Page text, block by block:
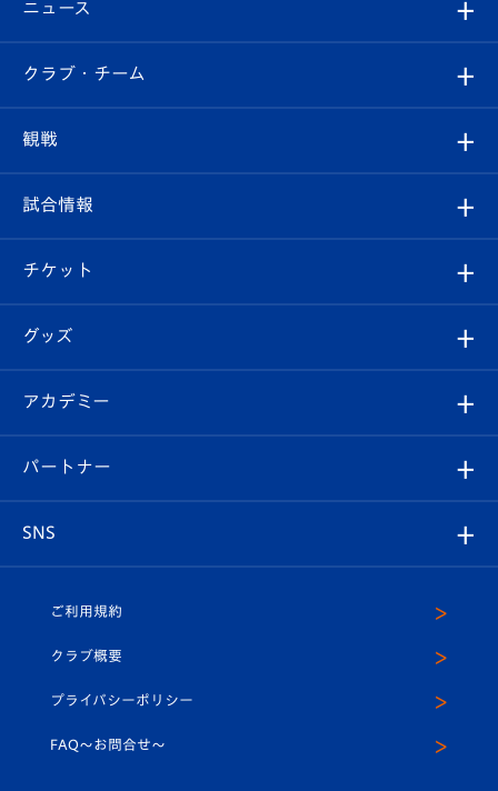
ニュース
すべて
クラブ
試合情報
チケット
イベント
メディア
ホームタウン
クラブ・チーム
クラブ概要
エンブレム紹介
スタッフプロフィール
マスコット紹介
平和祈念活動
観戦
観戦ルール
はじめての観戦ガイド
Revive Team
ヴィヴィくんの長崎おもてなしガイド
試合情報
試合日程/結果
フォトギャラリー
スタジアムグルメ
チケット
チケット
V-LOVERS（ファンクラブ）
プレイヤーズスイート
グッズ
オンラインショップ
店舗情報
アカデミー
育成からのお知らせ
U-18
スクール
パートナー
SNS
ヴィヴィくんインスタグラム
公式LINE＠
ご利用規約
クラブ概要
プライバシーポリシー
FAQ〜お問合せ〜